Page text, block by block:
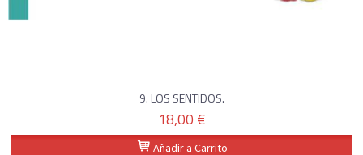
9. LOS SENTIDOS.
18,00 €
Añadir a Carrito